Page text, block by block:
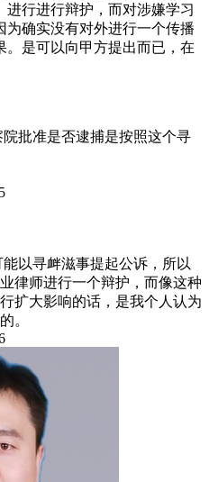
进行进行辩护，而对涉嫌学习
为确实没有对外进行一个传播
。是可以向甲方提出而已，在
批准是否逮捕是按照这个寻
能以寻衅滋事提起公诉，所以
律师进行一个辩护，而像这种
扩大影响的话，是我个人认为
。